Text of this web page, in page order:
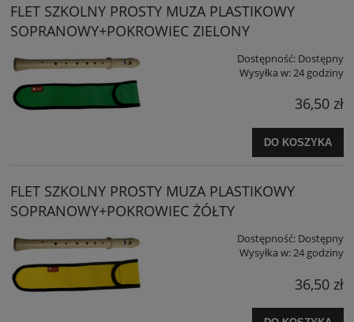
FLET SZKOLNY PROSTY MUZA PLASTIKOWY
SOPRANOWY+POKROWIEC ZIELONY
Dostępność: Dostępny
Wysyłka w: 24 godziny
36,50 zł
DO KOSZYKA
FLET SZKOLNY PROSTY MUZA PLASTIKOWY
SOPRANOWY+POKROWIEC ŻÓŁTY
Dostępność: Dostępny
Wysyłka w:24 godziny
36,50 zł